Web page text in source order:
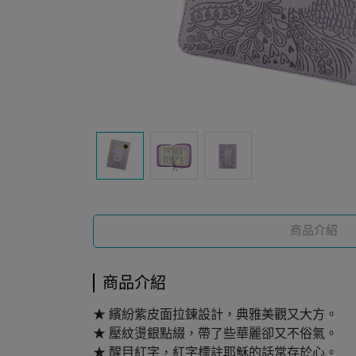
商品介紹
商品介紹
★ 繽紛紫皮面拉鍊設計，典雅美觀又大方。
★ 壓紋燙銀點綴，帶了些華麗卻又不俗氣。
★ 醒目紅字，紅字標註耶穌的話常存於心。